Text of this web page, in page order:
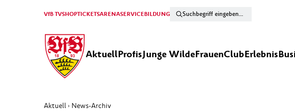
VfB TVSHOPTICKETSARENASERVICEBILDUNG
AktuellProfisJunge WildeFrauenClubErlebnis
Aktuell › News-Archiv